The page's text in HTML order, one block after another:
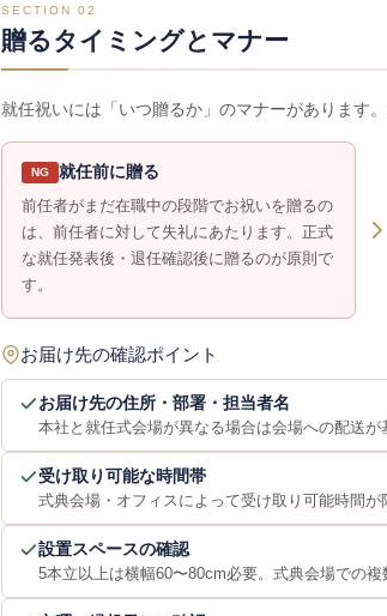
SECTION 02
贈るタイミングとマナー
就任祝いには「いつ贈るか」のマナーがあります
NG 就任前に贈る
前任者がまだ在職中の段階でお祝いを贈るの
は、前任者に対して失礼にあたります。正式
な就任発表後・退任確認後に贈るのが原則で
す。
お届け先の確認ポイント
お届け先の住所・部署・担当者名
本社と就任式会場が異なる場合は会場への配送が
受け取り可能な時間帯
式典会場・オフィスによって受け取り可能時間が
設置スペースの確認
5本立以上は横幅60〜80cm必要。式典会場での